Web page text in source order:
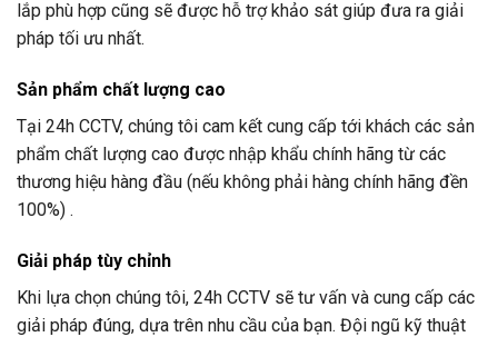
lắp phù hợp cũng sẽ được hỗ trợ khảo sát giúp đưa ra giải
pháp tối ưu nhất.
Sản phẩm chất lượng cao
Tại 24h CCTV, chúng tôi cam kết cung cấp tới khách các sản
phẩm chất lượng cao được nhập khẩu chính hãng từ các
thương hiệu hàng đầu (nếu không phải hàng chính hãng đền
100%) .
Giải pháp tùy chỉnh
Khi lựa chọn chúng tôi, 24h CCTV sẽ tư vấn và cung cấp các
giải pháp đúng, dựa trên nhu cầu của bạn. Đội ngũ kỹ thuật